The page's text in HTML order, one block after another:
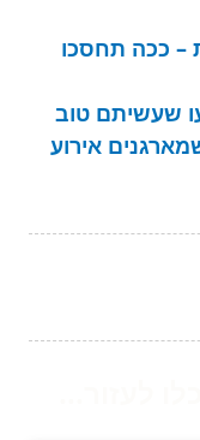
– ככה תחסכו
שעשיתם טוב
אירוע